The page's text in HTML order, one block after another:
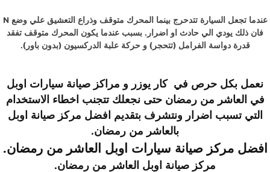
عندما تجعل السيارة تتدحرج بينما المحرك متوقف وذراع التعشيق علي وضع N
فان ذلك يودي الي حادث او اضرار. بسبب عندما يكون المحرك متوقف تفقد
قدرة دواسة الفرامل (تتحجر) و حركة علبة الدركسيون (بدون باور).
نعمل بكل حرص فيكار يوزر و مراكز صيانة سيارات اوبل
في العاشر من رمضان حتى نجعلك تتجنب اخطاء الاستخدام
التي تسبب اضرار ونتشرف بتقديم
افضل مركز صيانة اوبل
بالعاشر من رمضان.
افضل مركز صيانة سيارات اوبل العاشر من رمضان.
مركز صيانة اوبل العاشر من رمضان.